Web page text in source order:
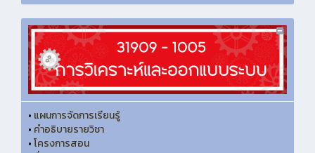
• แผนการจัดการเรียนรู้
• คำอธิบายรายวิชา
•โครงการสอน